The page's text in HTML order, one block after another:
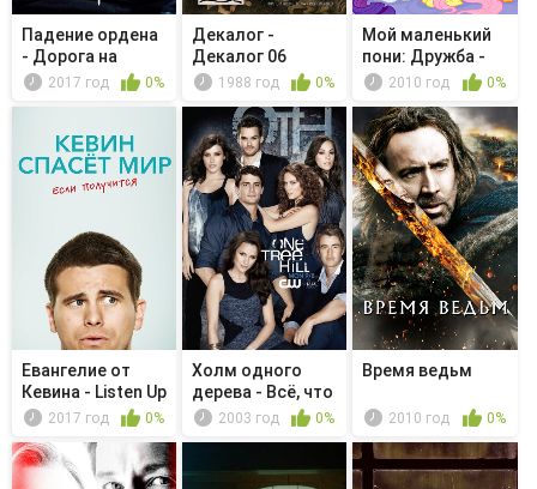
Падение ордена
- Дорога на
Шартр2017 год 0%
Декалог -
Декалог 06
1988 год 0%
Мой маленький
пони: Дружба -
это чудо...
2010 год 0%
Евангелие от
Кевина - Listen Up
2017 год 0%
Холм одного
дерева - Всё, что
я натворил
2003 год 0%
Время ведьм
2010 год 0%